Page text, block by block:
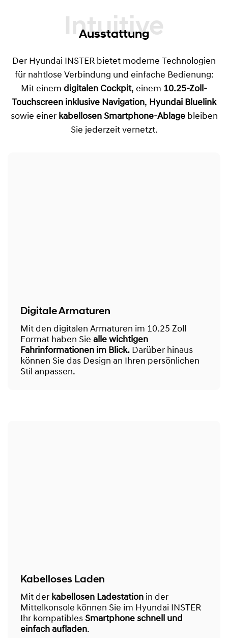
Intuitive
Ausstattung
Der Hyundai INSTER bietet moderne Technologien
für nahtlose Verbindung und einfache Bedienung:
Mit einem digitalen Cockpit, einem 10.25-Zoll-
Touchscreen inklusive Navigation, Hyundai Bluelink
sowie einer kabellosen Smartphone-Ablagebleiben
Sie jederzeit vernetzt.
Digitale Armaturen
Mit den digitalen Armaturen im 10.25 Zoll
Format haben Sie alle wichtigen
Fahrinformationen im Blick. Darüber hinaus
können Sie das Design an Ihren persönlichen
Stil anpassen.
Kabelloses Laden
Mit der kabellosen Ladestation in der
Mittelkonsole können Sie im Hyundai INSTER
Ihr kompatibles Smartphone schnell und
einfach aufladen.